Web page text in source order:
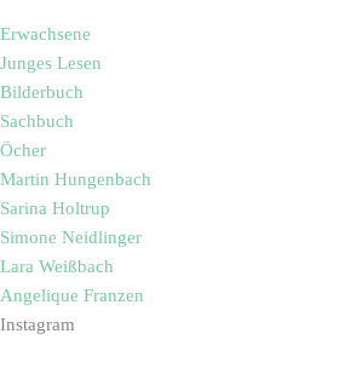
Erwachsene
Junges Lesen
Bilderbuch
Sachbuch
Öcher
Martin Hungenbach
Sarina Holtrup
Simone Neidlinger
Lara Weißbach
Angelique Franzen
Instagram